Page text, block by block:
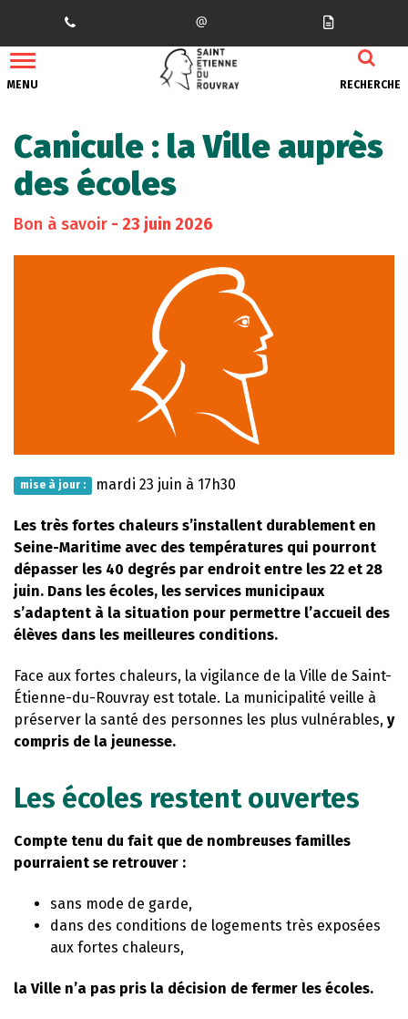
MENU RECHERCHE
Canicule : la Ville auprès
des écoles
Bon à savoir - 23 juin 2026
mise à jour : mardi 23 juin à 17h30
Les très fortes chaleurs s’installent durablement en
Seine-Maritime avec des températures qui pourront
dépasser les 40 degrés par endroit entre les 22 et 28
juin. Dans les écoles, les services municipaux
s’adaptent à la situation pour permettre l’accueil des
élèves dans les meilleures conditions.
Face aux fortes chaleurs, la vigilance de la Ville de Saint-
Étienne-du-Rouvray est totale. La municipalité veille à
préserver la santé des personnes les plus vulnérables, y
compris de la jeunesse.
Les écoles restent ouvertes
Compte tenu du fait que de nombreuses familles
pourraient se retrouver :
sans mode de garde,
dans des conditions de logements très exposées
aux fortes chaleurs,
la Ville n’a pas pris la décision de fermer les écoles.